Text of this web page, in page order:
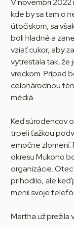
kde by sa tam o
útočiskom, sa
boli hladné a
vziať cukor, aby
vytrestala tak, že
vreckom. Prípad
celonárodnou
médiá.
Keď súrodencov
trpeli ťažkou
emočne zlomení.
okresu Mukono
organizácie.
prihodilo, ale keď
menil svoje
Martha už